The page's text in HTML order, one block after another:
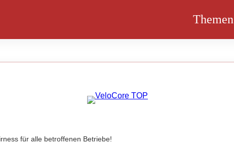
Themen
für alle betroffenen Betriebe!